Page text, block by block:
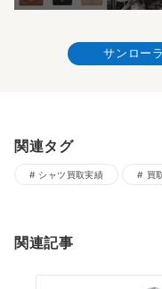
サンロー
関連タグ
シャツ買取実績 買
関連記事